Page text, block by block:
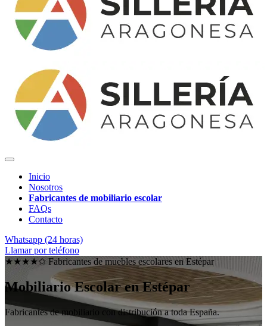
Inicio
Nosotros
Fabricantes de mobiliario escolar
FAQs
Contacto
Whatsapp (24 horas)
Llamar por teléfono
★★★★✩ Fabricantes de muebles escolares en Estépar
Mobiliario Escolar enEstépar
Fabricantes de mobiliario con distribución a toda España.